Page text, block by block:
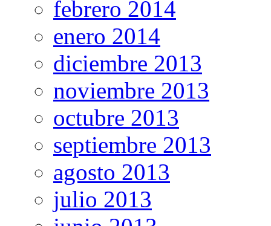
febrero 2014
enero 2014
diciembre 2013
noviembre 2013
octubre 2013
septiembre 2013
agosto 2013
julio 2013